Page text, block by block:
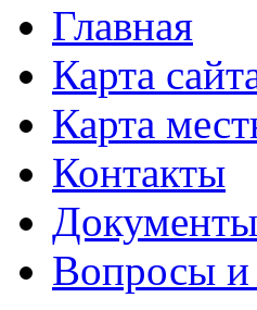
Главная
Карта
Карта
Контакты
Документы
Вопросы и